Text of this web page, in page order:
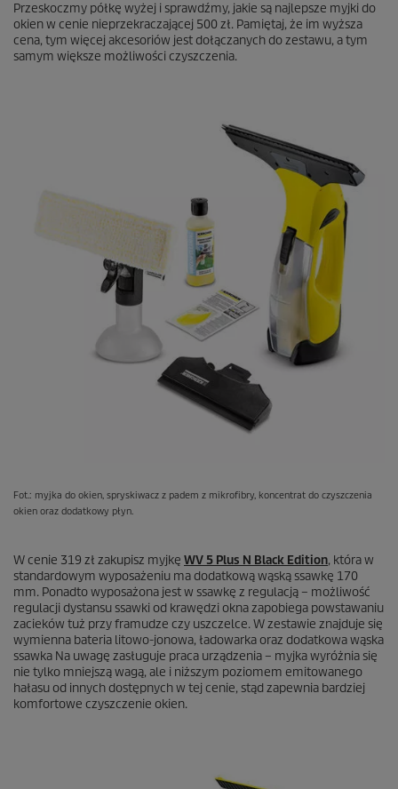
Przeskoczmy półkę wyżej i sprawdźmy, jakie są najlepsze myjki do
okien w cenie nieprzekraczającej 500 zł. Pamiętaj, że im wyższa
cena, tym więcej akcesoriów jest dołączanych do zestawu, a tym
samym większe możliwości czyszczenia.
Fot.: myjka do okien, spryskiwacz z padem z mikrofibry, koncentrat do czyszczenia
okien oraz dodatkowy płyn.
W cenie 319 zł zakupisz myjkę WV 5 Plus N Black Edition, która w
standardowym wyposażeniu ma dodatkową wąską ssawkę 170
mm. Ponadto wyposażona jest w ssawkę z regulacją – możliwość
regulacji dystansu ssawki od krawędzi okna zapobiega powstawaniu
zacieków tuż przy framudze czy uszczelce. W zestawie znajduje się
wymienna bateria litowo-jonowa, ładowarka oraz dodatkowa wąska
ssawka Na uwagę zasługuje praca urządzenia – myjka wyróżnia się
nie tylko mniejszą wagą, ale i niższym poziomem emitowanego
hałasu od innych dostępnych w tej cenie, stąd zapewnia bardziej
komfortowe czyszczenie okien.